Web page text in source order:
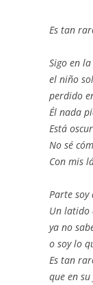
Es tan
Sigo en
el niño
perdido
Él nada
Está
No sé
Con mis
Parte soy
Un latido
ya no
o soy lo
Es tan
que en